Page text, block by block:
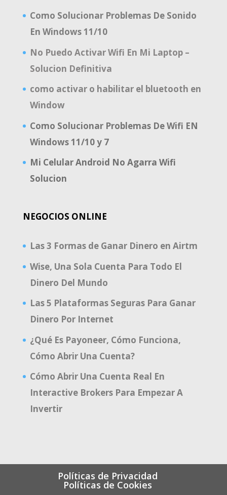
Como Solucionar Problemas De Sonido
En Windows 11/10
No Puedo Activar Wifi En Mi Laptop –
Solucion Definitiva
como activar o habilitar el bluetooth en
Window
Como Solucionar Problemas De Wifi EN
Windows 11/10 y 7
Mi Celular Android No Agarra Wifi
Solucion
NEGOCIOS ONLINE
Las 3 Formas de Ganar Dinero en Airtm
Wise, Una Sola Cuenta Para Todo El
Dinero Del Mundo
Las 5 Plataformas Seguras Para Ganar
Dinero Por Internet
¿Qué Es Payoneer, Cómo Funciona,
Cómo Abrir Una Cuenta?
Cómo Abrir Una Cuenta Real En
Interactive Brokers Para Empezar A
Invertir
Políticas de Privacidad
Políticas de Cookies